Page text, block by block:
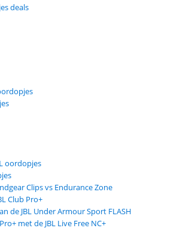
deals
oordopjes
Clips vs Endurance Zone
Club Pro+
de JBL Under Armour Sport FLASH
met de JBL Live Free NC+